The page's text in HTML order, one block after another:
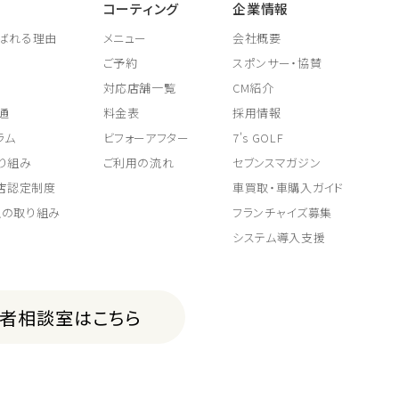
れる理由
ム
組み
認定制度
取り組み
コーティング
メニュー
ご予約
対応店舗一覧
料金表
ビフォーアフター
ご利用の流れ
企業情報
会社概要
スポンサー・協賛
CM紹介
採用情報
7's GOLF
セブンスマガジン
車買取・車購入ガイド
フランチャイズ募集
システム導入支援
相談室はこちら